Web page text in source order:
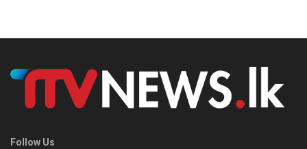
Follow Us